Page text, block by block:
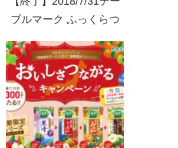
ブルマーク ふっくらつ
QUOカードプレゼント